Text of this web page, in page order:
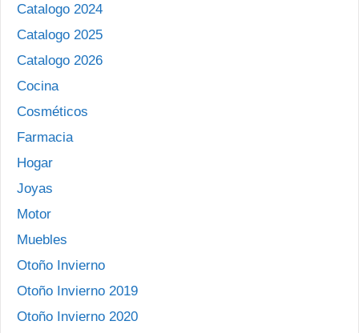
Catalogo 2024
Catalogo 2025
Catalogo 2026
Cocina
Cosméticos
Farmacia
Hogar
Joyas
Motor
Muebles
Otoño Invierno
Otoño Invierno 2019
Otoño Invierno 2020